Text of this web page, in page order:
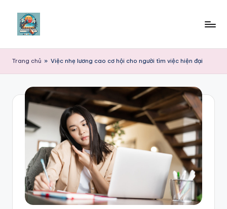
Trang chủ » Việc nhẹ lương cao cơ hội cho người tìm việc hiện đại